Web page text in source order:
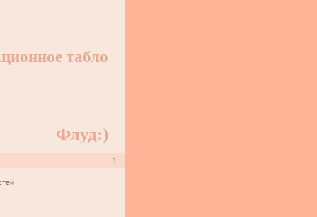
табло
Флуд:)
1